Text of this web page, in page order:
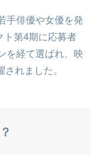
手俳優や女優を発
ト第4期に応募者
を経て選ばれ、映
れました。